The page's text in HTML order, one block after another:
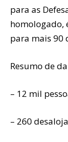
para as
homologado,
para mais 90
Resumo de
– 12 mil
– 260